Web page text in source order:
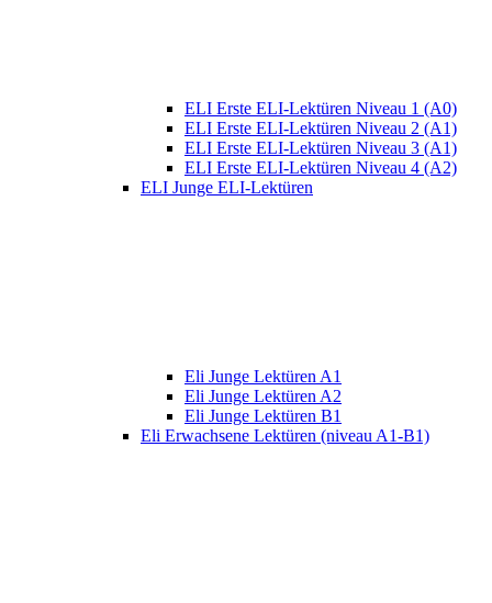
ELI Erste ELI-Lektüren Niveau 1 (A0)
ELI Erste ELI-Lektüren Niveau 2 (A1)
ELI Erste ELI-Lektüren Niveau 3 (A1)
ELI Erste ELI-Lektüren Niveau 4 (A2)
ELI Junge ELI-Lektüren
Eli Junge Lektüren A1
Eli Junge Lektüren A2
Eli Junge Lektüren B1
Eli Erwachsene Lektüren (niveau A1-B1)